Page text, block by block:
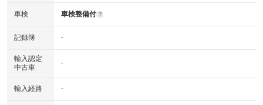
車検 車検整備付 ?
記録簿 -
輸入認定
中古車
-
輸入経路 -